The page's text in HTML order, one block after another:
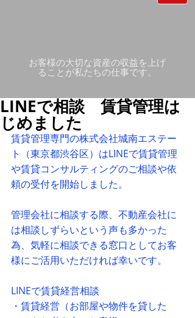
お客様の大切な資産の収益を上げ
ることが私たちの仕事です。
LINEで相談 賃貸管理は
じめました
賃貸管理専門の株式会社城南エステー
ト（東京都渋谷区）はLINEで賃貸管理
や賃貸コンサルティングのご相談や依
頼の受付を開始しました。
管理会社に相談する際、不動産会社に
は相談しずらいという声も多かった
為、気軽に相談できる窓口としてお客
様にご活用いただければ幸いです。
LINEで賃貸経営相談
・賃貸経営（お部屋や物件を貸した